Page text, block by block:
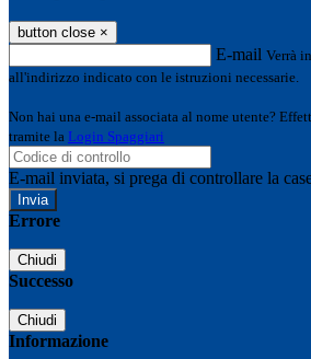
button close ×
E-mail Verrà
all'indirizzo indicato con le istruzioni necessarie.
Non hai una e-mail associata al nome utente?
tramite la Login Spaggiari
E-mail inviata, si prega di controllare la
Errore
Chiudi
Successo
Chiudi
Informazione